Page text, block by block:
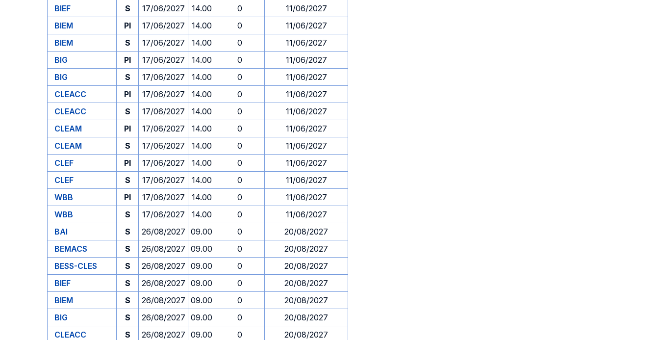
BIEF
S 17/06/2027 14.00 0
11/06/2027
BIEM
PI 17/06/2027 14.00 0
11/06/2027
BIEM
S 17/06/2027 14.00 0
11/06/2027
BIG
PI 17/06/2027 14.00 0
11/06/2027
BIG
S 17/06/2027 14.00 0
11/06/2027
CLEACC
PI 17/06/2027 14.00 0
11/06/2027
CLEACC
S 17/06/2027 14.00 0
11/06/2027
CLEAM
PI 17/06/2027 14.00 0
11/06/2027
CLEAM
S 17/06/2027 14.00 0
11/06/2027
CLEF
PI 17/06/2027 14.00 0
11/06/2027
CLEF
S 17/06/2027 14.00 0
11/06/2027
WBB
PI 17/06/2027 14.00 0
11/06/2027
WBB
S 17/06/2027 14.00 0
11/06/2027
BAI
S 26/08/2027 09.00 0
20/08/2027
BEMACS
S 26/08/2027 09.00 0
20/08/2027
BESS-CLES
S 26/08/2027 09.00 0
20/08/2027
BIEF
S 26/08/2027 09.00 0
20/08/2027
BIEM
S 26/08/2027 09.00 0
20/08/2027
BIG
S 26/08/2027 09.00 0
20/08/2027
CLEACC
S 26/08/2027 09.00 0
20/08/2027